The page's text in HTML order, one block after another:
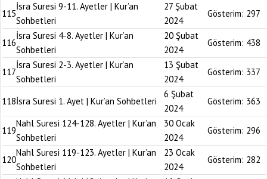
115
İsra Suresi 9-11. Ayetler | Kur’an
Sohbetleri
27 Şubat
2024
Gösterim: 297
116
İsra Suresi 4-8. Ayetler | Kur’an
Sohbetleri
20 Şubat
2024
Gösterim: 438
117
İsra Suresi 2-3. Ayetler | Kur’an
Sohbetleri
13 Şubat
2024
Gösterim: 337
118İsra Suresi 1. Ayet | Kur’an Sohbetleri
6 Şubat
2024
Gösterim: 363
119
Nahl Suresi 124-128. Ayetler | Kur’an
Sohbetleri
30 Ocak
2024
Gösterim: 296
120
Nahl Suresi 119-123. Ayetler | Kur’an
Sohbetleri
23 Ocak
2024
Gösterim: 282